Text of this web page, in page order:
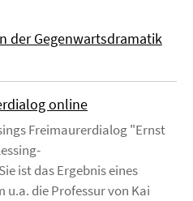
der Gegenwartsdramatik
online
Freimaurerdialog "Ernst
ist das Ergebnis eines
u.a. die Professur von Kai